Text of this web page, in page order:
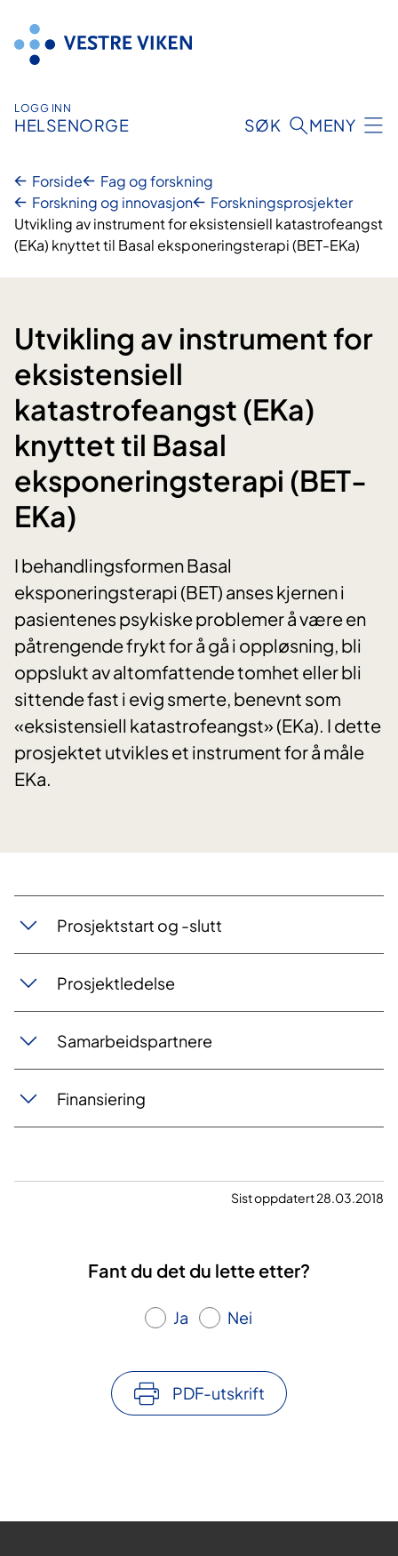
innhold
LOGG INN
HELSENORGE SØK MENY
Forside
Fag og forskning
Forskning og innovasjon
Forskningsprosjekter
Utvikling av instrument for eksistensiell katastrofeangst
(EKa) knyttet til Basal eksponeringsterapi (BET-EKa)
Utvikling av instrument for
eksistensiell
katastrofeangst (EKa)
knyttet til Basal
eksponeringsterapi (BET-
EKa)
I behandlingsformen Basal
eksponeringsterapi (BET) anses kjernen i
pasientenes psykiske problemer å være en
påtrengende frykt for å gå i oppløsning, bli
oppslukt av altomfattende tomhet eller bli
sittende fast i evig smerte, benevnt som
«eksistensiell katastrofeangst» (EKa). I dette
prosjektet utvikles et instrument for å måle
EKa.
Prosjektstart og -slutt
Prosjektledelse
Samarbeidspartnere
Finansiering
Sist oppdatert 28.03.2018
Fant du det du lette etter?
Ja Nei
PDF-utskrift